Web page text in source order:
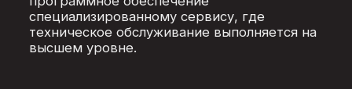
специализированному сервису, где
техническое обслуживание выполняется на
высшем уровне.